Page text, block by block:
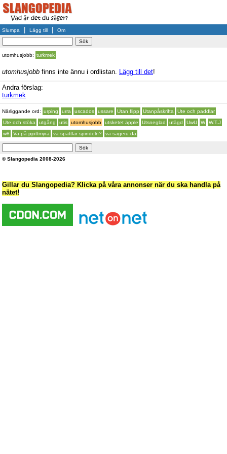
Slumpa Lägg till Om
utomhusjobb: turkmek
utomhusjobb finns inte ännu i ordlistan. Lägg till det!
Andra förslag:
turkmek
Närliggande ord: urping urra uscados ussare Utan flipp Utanpåskrifta
Ute och paddlar
Ute och stöka
utgång utis utomhusjobb utsketet äpple Utsneglad utägd UwU W
W.T.J
w8
Va på pjöttmyra va spattlar spindeln? va sägeru da
© Slangopedia 2008-2026
Gillar du Slangopedia? Klicka på våra annonser när du ska handla på
nätet!